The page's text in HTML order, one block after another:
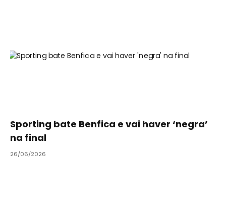
Sporting bate Benfica e vai haver ‘negra’
na final
26/06/2026